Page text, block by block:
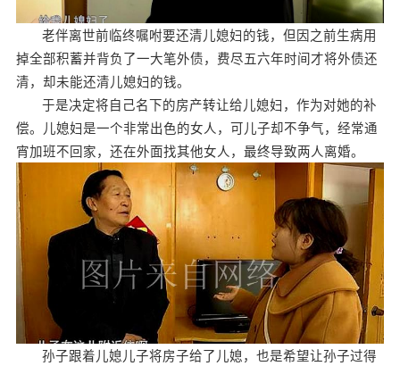
老伴离世前临终嘱咐要还清儿媳妇的钱，但因之前生病用
掉全部积蓄并背负了一大笔外债，费尽五六年时间才将外债还
清，却未能还清儿媳妇的钱。
于是决定将自己名下的房产转让给儿媳妇，作为对她的补
偿。儿媳妇是一个非常出色的女人，可儿子却不争气，经常通
宵加班不回家，还在外面找其他女人，最终导致两人离婚。
孙子跟着儿媳儿子将房子给了儿媳，也是希望让孙子过得